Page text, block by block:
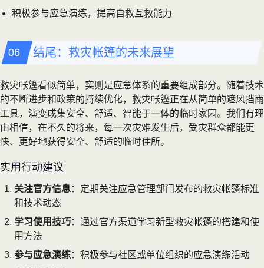
积极参与应急演练，提高自救互救能力
结尾：救灾帐篷的未来展望
救灾帐篷看似简单，实则是应急体系的重要组成部分。随着技术
的不断进步和政策的持续优化，救灾帐篷正在从简单的遮风挡雨
工具，演变成集安全、舒适、智能于一体的临时家园。我们有理
由相信，在不久的将来，每一次灾难发生后，受灾群众都能更
快、更好地获得安全、舒适的临时住所。
实用行动建议
关注官方信息：定期关注应急管理部门发布的救灾帐篷标准
和技术动态
学习使用技巧：通过官方渠道学习新型救灾帐篷的搭建和使
用方法
参与应急演练：积极参与社区或单位组织的应急演练活动